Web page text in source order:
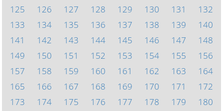
125
126 127 128 129 130 131
132
133
134 135 136 137 138 139
140
141
142 143 144 145 146 147
148
149
150 151 152 153 154 155
156
157
158 159 160 161 162 163
164
165
166 167 168 169 170 171
172
173
174 175 176 177 178 179
180